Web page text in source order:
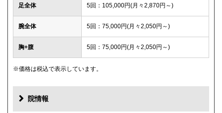
足全体 5回：105,000円(月々2,870円～)
腕全体 5回：75,000円(月々2,050円～)
胸+腹 5回：75,000円(月々2,050円～)
※価格は税込で表示しています。
院情報